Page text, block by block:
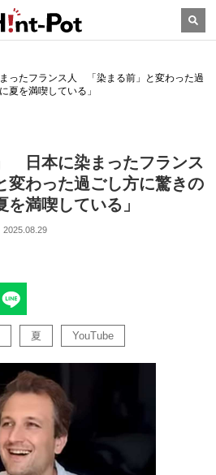
ったフランス人 「染まる前」と変わった過
夏を満喫している」
日本に染まったフランス
わった過ごし方に驚きの
満喫している」
2025.08.29
夏 YouTube